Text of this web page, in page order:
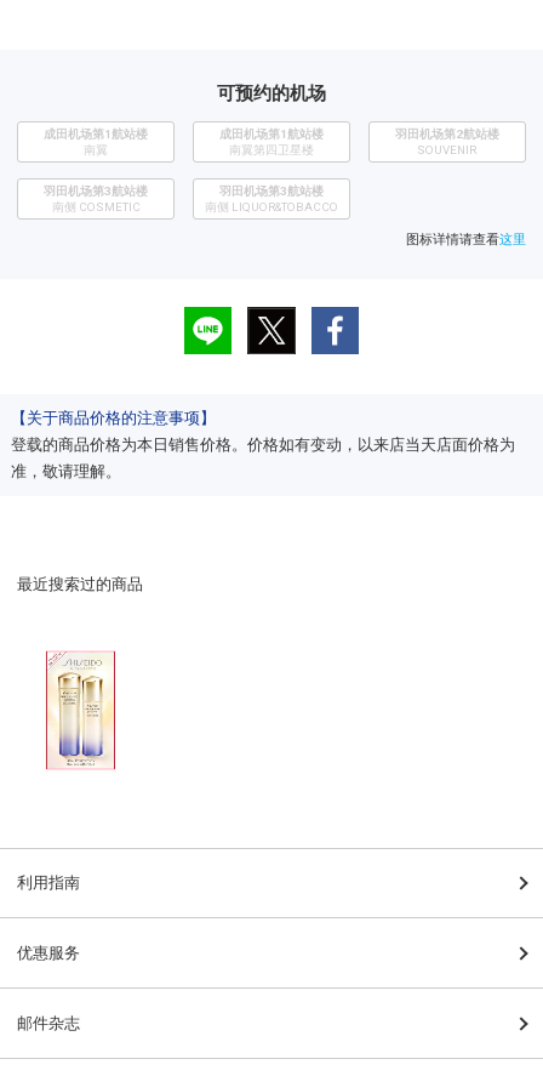
可预约的机场
成田机场第1航站楼
南翼
成田机场第1航站楼
南翼第四卫星楼
​羽田机场第2航站楼
SOUVENIR
羽田机场第3航站楼
南侧 COSMETIC
羽田机场第3航站楼
南侧 LIQUOR&TOBACCO
图标详情请查看这里
【关于商品价格的注意事项】
登载的商品价格为本日销售价格。价格如有变动，以来店当天店面价格为
准，敬请理解。
最近搜索过的商品
利用指南
优惠服务
邮件杂志